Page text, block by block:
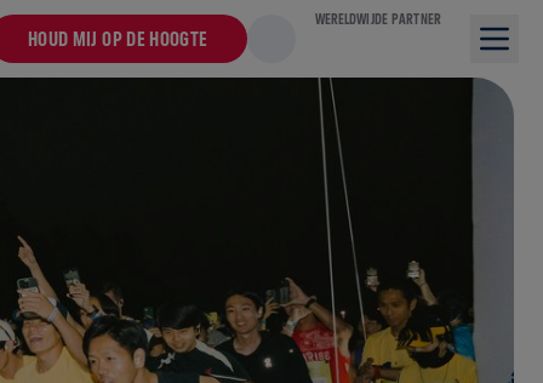
HOUD MIJ OP DE HOOGTE
WERELDWIJDE PARTNER